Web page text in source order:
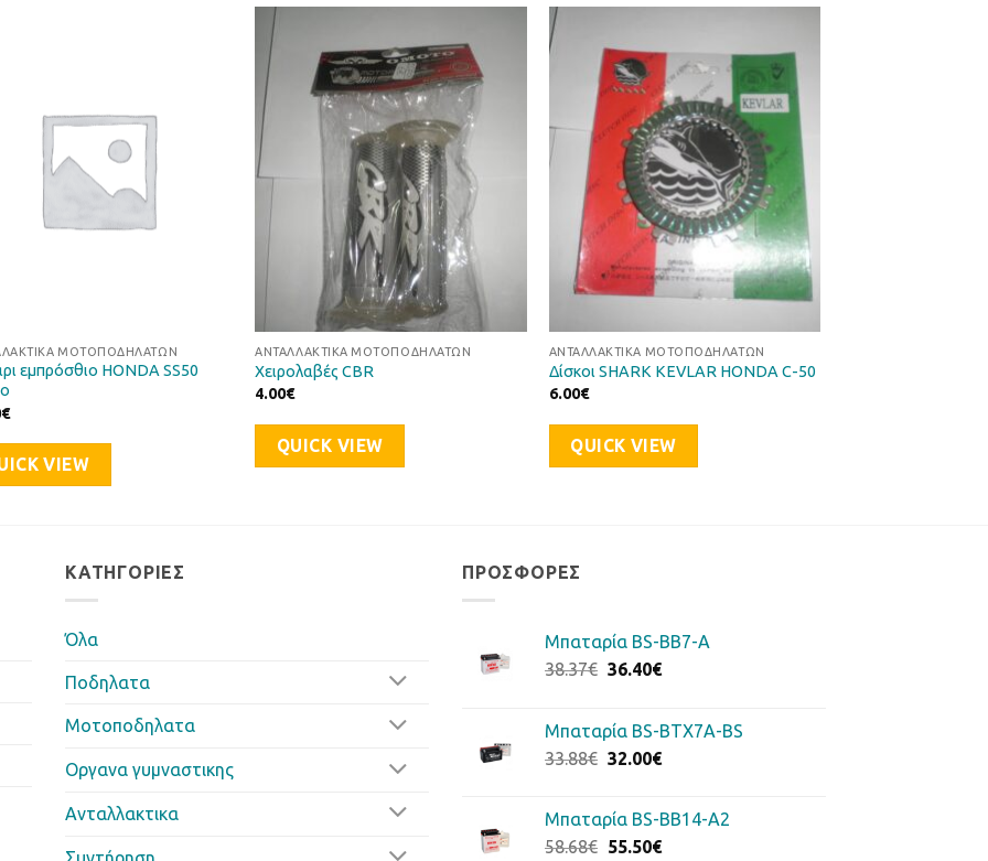
ΜΟΤΟΠΟΔΗΛΆΤΩΝ
εμπρόσθιο HONDA SS50
€
VIEW
Προσθήκη
στη Λίστα
Επιθυμιών
ΑΝΤΑΛΛΑΚΤΙΚΆ ΜΟΤΟΠΟΔΗΛΆΤΩΝ
Χειρολαβές CBR
4.00€
QUICK VIEW
Προσθήκη
στη Λίστα
Επιθυμιών
ΑΝΤΑΛΛΑΚΤΙΚΆ ΜΟΤΟΠΟΔΗΛΆΤΩΝ
Δίσκοι SHARK KEVLAR HONDA C-50
6.00€
QUICK VIEW
ΚΑΤΗΓΟΡΊΕΣ
Όλα
Ποδηλατα
Μοτοποδηλατα
Οργανα γυμναστικης
Ανταλλακτικα
ΠΡΟΣΦΟΡΈΣ
Μπαταρία BS-BB7-A
38.37€ Original
38.37€.
36.40€Η
είναι:
36.40€.
Μπαταρία BS-BTX7A-BS
33.88€ Original
33.88€.
32.00€Η
είναι:
32.00€.
Μπαταρία BS-BB14-A2
58.68€ Original
55.50€Η